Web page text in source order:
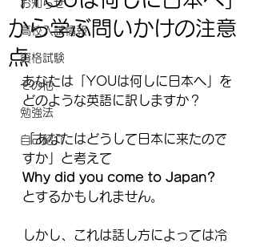
お知らせ
高校入試情報
資格試験
その他
勉強法
自己紹介
から学ぶ問いかけの注意
点
あなたは「YOUは何しに日本へ」を
どのような英語に訳しますか？
「あなたはどうして日本に来たので
すか」と考えて
Why did you come to Japan?
とするかもしれません。
しかし、これは話し方によっては冷